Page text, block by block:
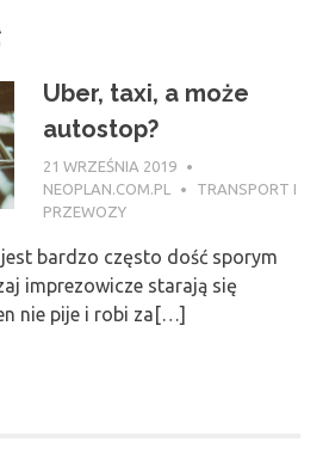
Uber, taxi, a może
autostop?
21 WRZEŚNIA 2019
NEOPLAN.COM.PL
TRANSPORT I
PRZEWOZY
bardzo często dość sporym
imprezowicze starają się
nie pije i robi za[…]